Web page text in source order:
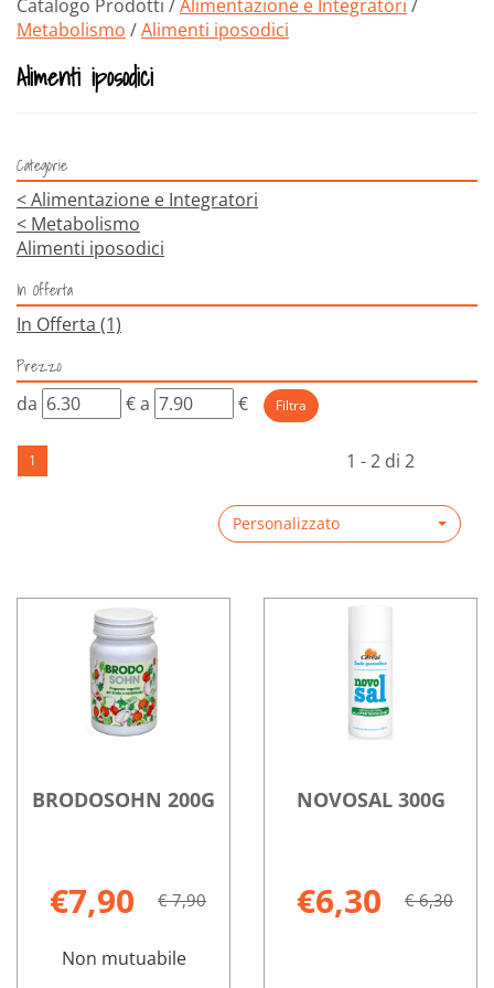
Catalogo Prodotti /Alimentazione e Integratori /
Metabolismo /Alimenti iposodici
Alimenti iposodici
Categorie
<Alimentazione e Integratori
< Metabolismo
Alimenti iposodici
In Offerta
In Offerta (1)
Prezzo
filtra
da € filtra
a €
1 1 - 2 di 2
Personalizzato
BRODOSOHN 200G
€7,90 € 7,90
Non mutuabile
NOVOSAL 300G
€6,30 € 6,30